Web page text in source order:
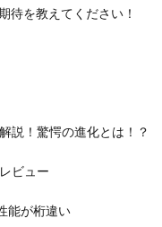
待を教えてください！
説！驚愕の進化とは！？
ビュー
能が桁違い